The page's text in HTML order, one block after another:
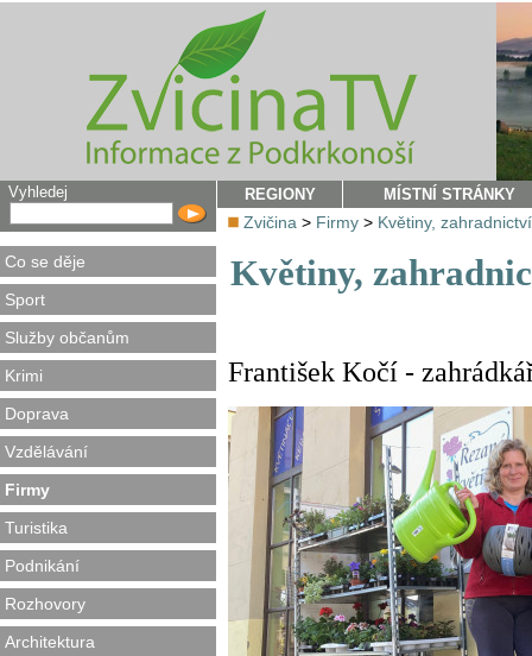
Vyhledej
Co se děje
Sport
Služby občanům
Krimi
Doprava
Vzdělávání
Firmy
Turistika
Podnikání
Rozhovory
Architektura
REGIONY MÍSTNÍ STRÁNKY
Zvičina > Firmy > Květiny, zahradnictví
Květiny,
František Kočí -